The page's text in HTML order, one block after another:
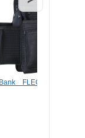
FLECKS 腰袋